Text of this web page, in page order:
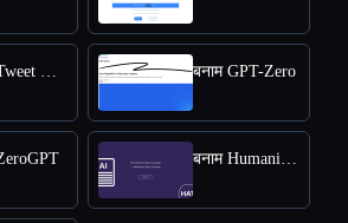
बनाम Tweet Detective बनाम GPT-Zero
बनाम Humanize AI Text